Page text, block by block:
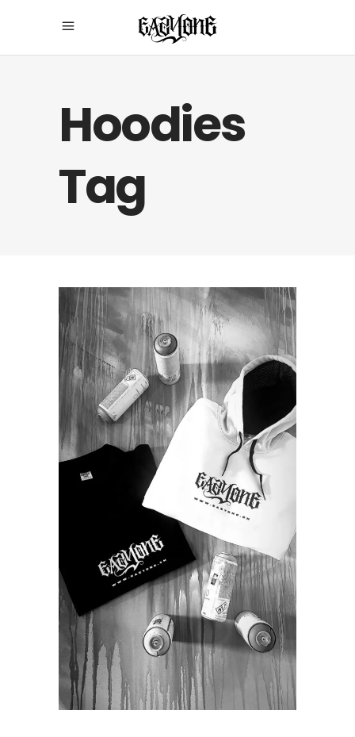
Hoodies
Tag